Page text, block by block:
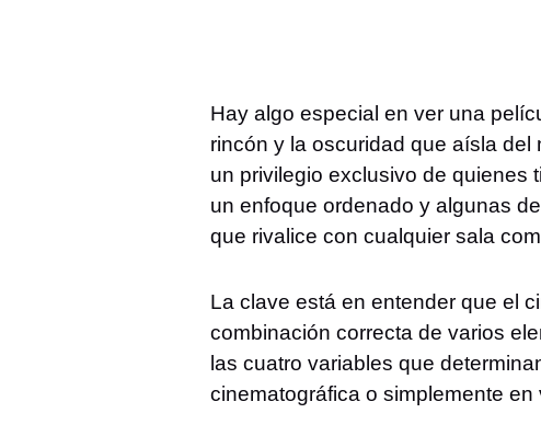
Hay algo especial en ver una
rincón y la oscuridad que aísla
un privilegio exclusivo de quienes
un enfoque ordenado y algunas
que rivalice con cualquier sala
La clave está en entender que el
combinación correcta de varios
las cuatro variables que
cinematográfica o simplemente